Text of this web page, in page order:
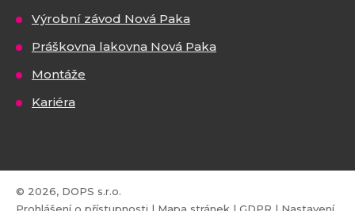
Výrobní závod Nová Paka
Práškovna lakovna Nová Paka
Montáže
Kariéra
© 2026, DOPS s.r.o.